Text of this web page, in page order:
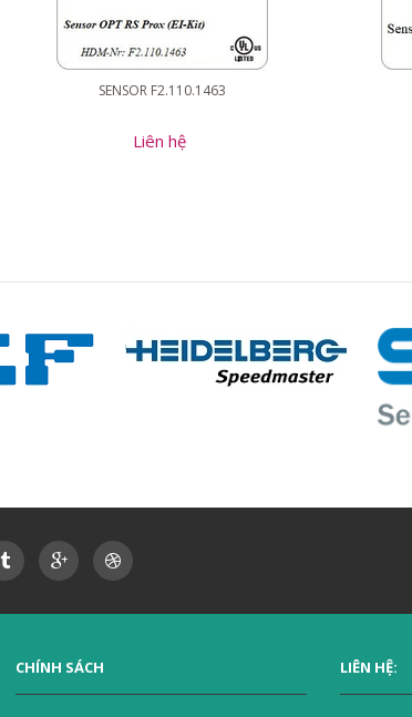
SENSOR F2.110.1463
Liên hệ
CHÍNH SÁCH LIÊN HỆ: